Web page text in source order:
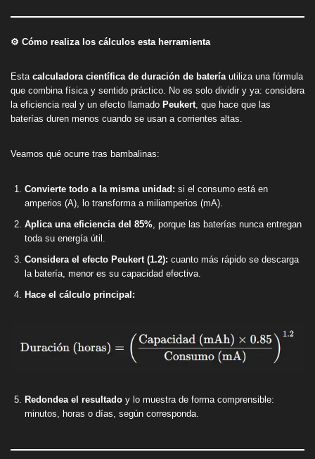
⚙️ Cómo realiza los cálculos esta herramienta
Esta calculadora científica de duración de bateríautiliza una fórmula
que combina física y sentido práctico. No es solo dividir y ya: considera
la eficiencia real y un efecto llamado Peukert, que hace que las
baterías duren menos cuando se usan a corrientes altas.
Veamos qué ocurre tras bambalinas:
Convierte todo a la misma unidad: si el consumo está en
amperios (A), lo transforma a miliamperios (mA).
Aplica una eficiencia del 85%, porque las baterías nunca entregan
toda su energía útil.
Considera el efecto Peukert (1.2): cuanto más rápido se descarga
la batería, menor es su capacidad efectiva.
Hace el cálculo principal:
Redondea el resultado y lo muestra de forma comprensible:
minutos, horas o días, según corresponda.